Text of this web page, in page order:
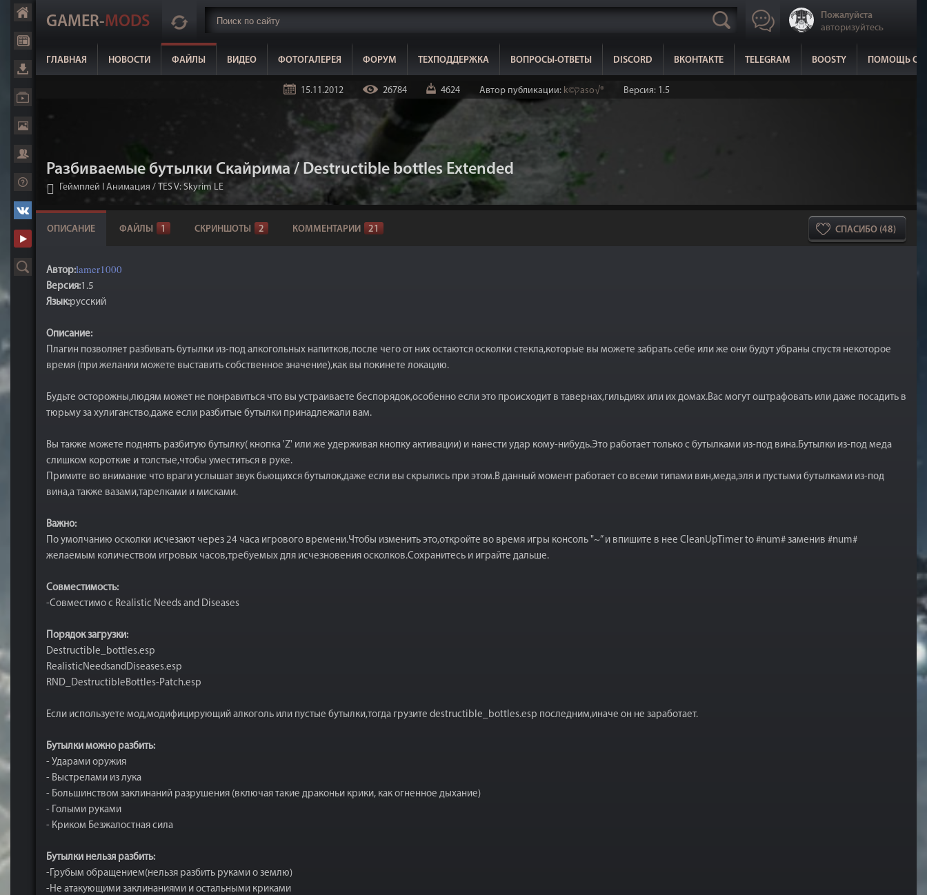
GAMER-MODS
Пожалуйста
авторизуйтесь
ГЛАВНАЯ НОВОСТИ ФАЙЛЫ ВИДЕО ФОТОГАЛЕРЕЯ ФОРУМ ТЕХПОДДЕРЖКА ВОПРОСЫ-ОТВЕТЫ DISCORD ВКОНТАКТЕ TELEGRAM BOOSTY ПОМОЩЬ
15.11.2012 26784 4624 Автор публикации: k©קaso√® Версия: 1.5
Разбиваемые бутылки Скайрима / Destructible bottles Extended
Геймплей I Анимация / TES V: Skyrim LE
СПАСИБО (48)
ОПИСАНИЕ ФАЙЛЫ 1 СКРИНШОТЫ 2 КОММЕНТАРИИ 21
Автор:lamer1000
Версия:1.5
Язык:русский
Описание:
Плагин позволяет разбивать бутылки из-под алкогольных напитков,после чего от них остаются осколки стекла,которые вы можете забрать себе или же они будут убраны спустя некоторое
время (при желании можете выставить собственное значение),как вы покинете локацию.
Будьте осторожны,людям может не понравиться что вы устраиваете беспорядок,особенно если это происходит в тавернах,гильдиях или их домах.Вас могут оштрафовать или даже посадить в
тюрьму за хулиганство,даже если разбитые бутылки принадлежали вам.
Вы также можете поднять разбитую бутылку( кнопка 'Z' или же удерживая кнопку активации) и нанести удар кому-нибудь.Это работает только с бутылками из-под вина.Бутылки из-под меда
слишком короткие и толстые,чтобы уместиться в руке.
Примите во внимание что враги услышат звук бьющихся бутылок,даже если вы скрылись при этом.В данный момент работает со всеми типами вин,меда,эля и пустыми бутылками из-под
вина,а также вазами,тарелками и мисками.
Важно:
По умолчанию осколки исчезают через 24 часа игрового времени.Чтобы изменить это,откройте во время игры консоль "~” и впишите в нее CleanUpTimer to #num# заменив #num#
желаемым количеством игровых часов,требуемых для исчезновения осколков.Сохранитесь и играйте дальше.
Совместимость:
-Совместимо с Realistic Needs and Diseases
Порядок загрузки:
Destructible_bottles.esp
RealisticNeedsandDiseases.esp
RND_DestructibleBottles-Patch.esp
Если используете мод,модифицирующий алкоголь или пустые бутылки,тогда грузите destructible_bottles.esp последним,иначе он не заработает.
Бутылки можно разбить:
- Ударами оружия
- Выстрелами из лука
- Большинством заклинаний разрушения (включая такие драконьи крики, как огненное дыхание)
- Голыми руками
- Криком Безжалостная сила
Бутылки нельзя разбить:
-Грубым обращением(нельзя разбить руками о землю)
-Не атакующими заклинаниями и остальными криками